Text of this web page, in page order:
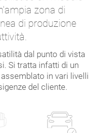
zona di
di produzione
dal punto di vista
Si tratta infatti di un
in vari livelli
del cliente.